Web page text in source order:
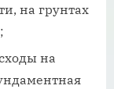
на грунтах
на